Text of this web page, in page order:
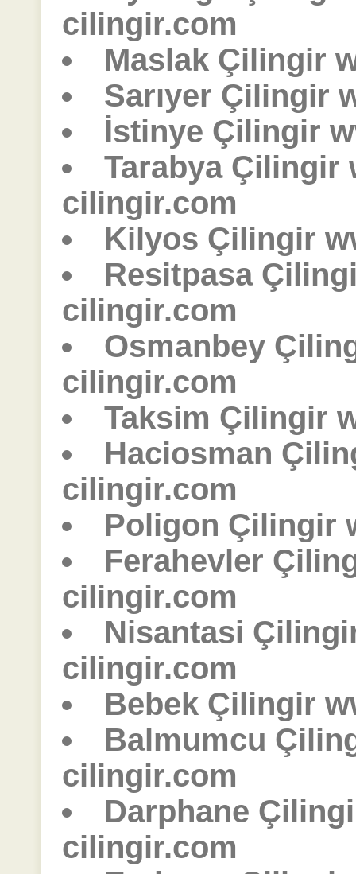
cilingir.com
Maslak Çilingir
Sarıyer Çilingir
İstinye Çilingir
Tarabya Çilingir
cilingir.com
Kilyos Çilingir
Resitpasa
cilingir.com
Osmanbey
cilingir.com
Taksim Çilingir
Haciosman
cilingir.com
Poligon Çilingir
Ferahevler
cilingir.com
Nisantasi
cilingir.com
Bebek Çilingir
Balmumcu
cilingir.com
Darphane
cilingir.com